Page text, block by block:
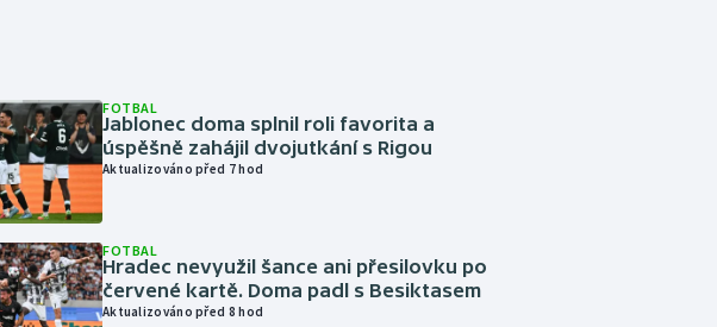
FOTBAL
Jablonec doma splnil roli favorita a
úspěšně zahájil dvojutkání s Rigou
Aktualizováno před 7 hod
FOTBAL
Hradec nevyužil šance ani přesilovku po
červené kartě. Doma padl s Besiktasem
Aktualizováno před 8 hod